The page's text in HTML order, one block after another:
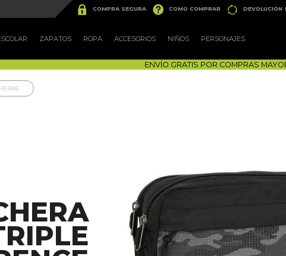
 COMPRA SEGURA  COMO COMPRAR  DEVOLUCIÓN
ZAPATOS ROPA ACCESORIOS NIÑOS PERSONAJES
ENVÍO GRATIS POR COMPRAS